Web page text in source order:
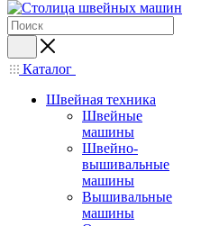
Каталог
Швейная техника
Швейные
машины
Швейно-
вышивальные
машины
Вышивальные
машины